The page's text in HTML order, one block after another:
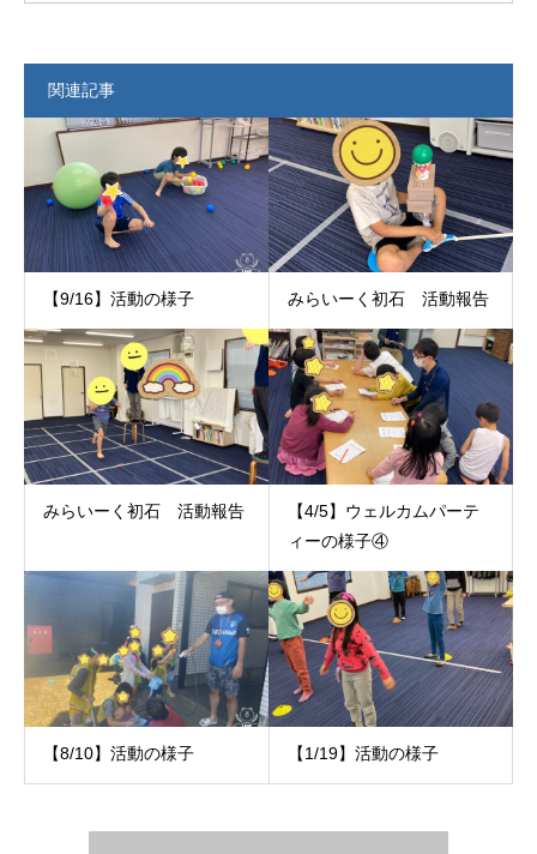
関連記事
【9/16】活動の様子 みらいーく初石 活動報告
みらいーく初石 活動報告
【4/5】ウェルカムパーテ
ィーの様子④
【8/10】活動の様子 【1/19】活動の様子